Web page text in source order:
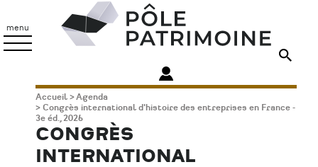
contenu
principal
menu
Patrimoine
Fil
d'Ariane
Accueil
Agenda
Congrès international d'histoire des entreprises en France -
3e éd., 2026
CONGRÈS
INTERNATIONAL